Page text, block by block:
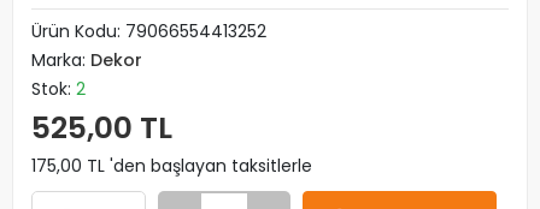
Ürün Kodu: 79066554413252
Marka: Dekor
Stok: 2
525,00 TL
175,00 TL 'den başlayan taksitlerle